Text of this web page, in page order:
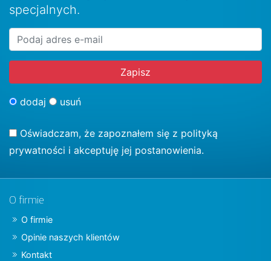
specjalnych.
dodaj usuń
Oświadczam, że zapoznałem się z polityką
prywatności i akceptuję jej postanowienia.
O firmie
O firmie
Opinie naszych klientów
Kontakt